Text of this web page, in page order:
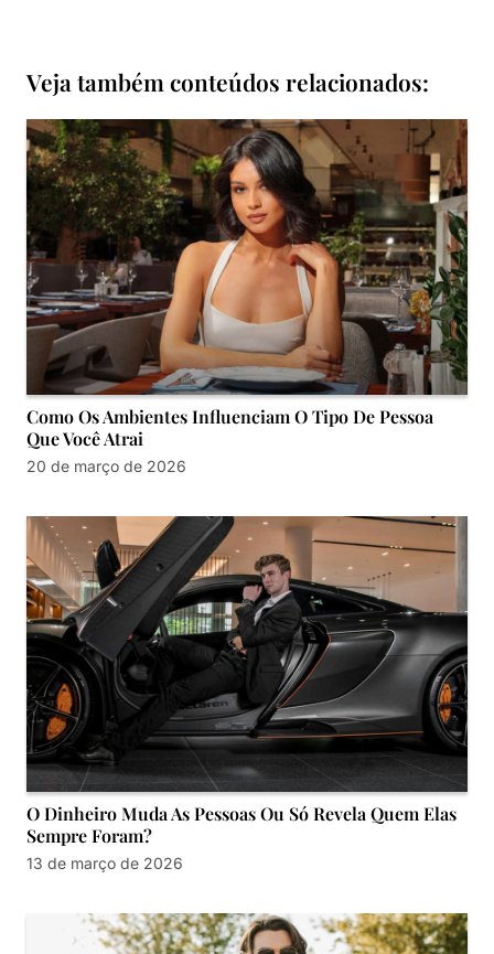
Veja também conteúdos relacionados:
Como Os Ambientes Influenciam O Tipo De Pessoa
Que Você Atrai
20 de março de 2026
O Dinheiro Muda As Pessoas Ou Só Revela Quem Elas
Sempre Foram?
13 de março de 2026